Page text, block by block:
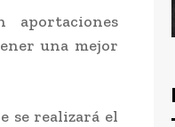
una mejor
se realizará el